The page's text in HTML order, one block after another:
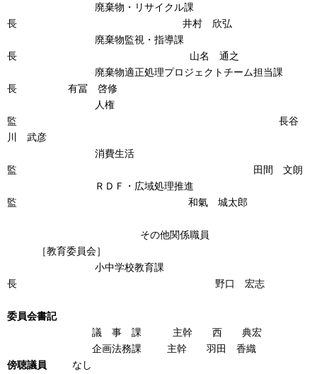
廃棄物・リサイクル課
長 井村 欣弘
廃棄物監視・指導課
長 山名 通之
廃棄物適正処理プロジェクトチーム担当課
長 有冨 啓修
人権
監 長谷
川 武彦
消費生活
監 田間 文朗
ＲＤＦ・広域処理推進
監 和氣 城太郎
その他関係職員
［教育委員会］
小中学校教育課
長 野口 宏志
委員会書記
議 事 課 主幹 西 典宏
企画法務課 主幹 羽田 香織
傍聴議員 なし